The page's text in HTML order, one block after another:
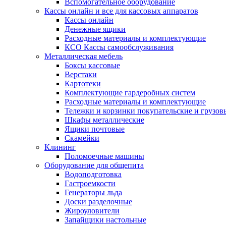
Вспомогательное оборудование
Кассы онлайн и все для кассовых аппаратов
Кассы онлайн
Денежные ящики
Расходные материалы и комплектующие
КСО Кассы самообслуживания
Металлическая мебель
Боксы кассовые
Верстаки
Картотеки
Комплектующие гардеробных систем
Расходные материалы и комплектующие
Тележки и корзинки покупательские и
Шкафы металлические
Ящики почтовые
Скамейки
Клининг
Поломоечные машины
Оборудование для общепита
Водоподготовка
Гастроемкости
Генераторы льда
Доски разделочные
Жироуловители
Запайщики настольные